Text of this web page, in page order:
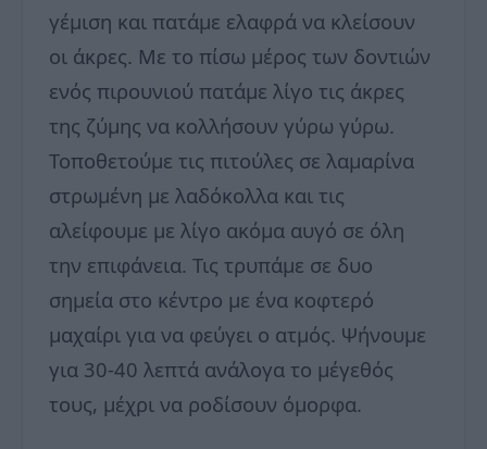
γέμιση και πατάμε ελαφρά να κλείσουν
οι άκρες. Με το πίσω μέρος των δοντιών
ενός πιρουνιού πατάμε λίγο τις άκρες
της ζύμης να κολλήσουν γύρω γύρω.
Τοποθετούμε τις πιτούλες σε λαμαρίνα
στρωμένη με λαδόκολλα και τις
αλείφουμε με λίγο ακόμα αυγό σε όλη
την επιφάνεια. Τις τρυπάμε σε δυο
σημεία στο κέντρο με ένα κοφτερό
μαχαίρι για να φεύγει ο ατμός. Ψήνουμε
για 30-40 λεπτά ανάλογα το μέγεθός
τους, μέχρι να ροδίσουν όμορφα.